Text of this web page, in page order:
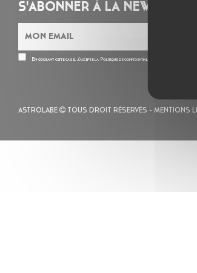
S'ABONNER À LA NEWSLETTER
En cochant cette case, j’accepte la Politique de confidentialité
ASTROLABE TOUS DROIT RÉSERVÉS - MENTIONS